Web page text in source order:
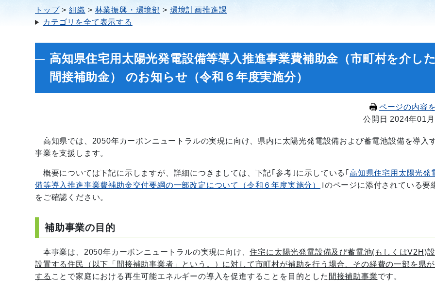
トップ 組織 林業振興・環境部
環境計画推進課
カテゴリを全て表示する
高知県住宅用太陽光発電設備等導入推進事業費補助金（市町村を介し
間接補助金） のお知らせ（令和６年度実施分）
ページの内容
公開日 2024年01
高知県では、2050年カーボンニュートラルの実現に向け、県内に太陽光発電設備および蓄電池設備を導入
事業を支援します。
概要については下記に示しますが、詳細につきましては、下記｢参考｣に示している｢ 高知県住宅用太陽光発
備等導入推進事業費補助金交付要綱の一部改定について（令和６年度実施分）
｣のページに添付されている要
をご確認ください。
補助事業の目的
本事業は、2050年カーボンニュートラルの実現に向け、住宅に太陽光発電設備及び蓄電池(もしくはV2H)
設置する住民（以下「間接補助事業者」という。）に対して市町村が補助を行う場合、その経費の一部を県
する ことで家庭における再生可能エネルギーの導入を促進することを目的とした 間接補助事業です。